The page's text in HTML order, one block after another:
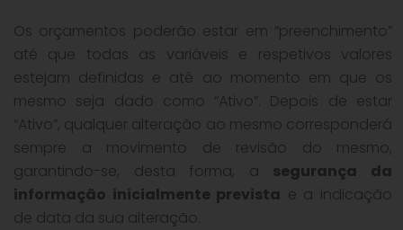
Os orçamentos poderão estar em “preenchimento”
até que todas as variáveis e respetivos valores
estejam definidas e até ao momento em que os
mesmo seja dado como “Ativo”. Depois de estar
“Ativo”, qualquer alteração ao mesmo corresponderá
sempre a movimento de revisão do mesmo,
garantindo-se, desta forma, a segurança da
informação inicialmente prevista e a indicação
de data da sua alteração.